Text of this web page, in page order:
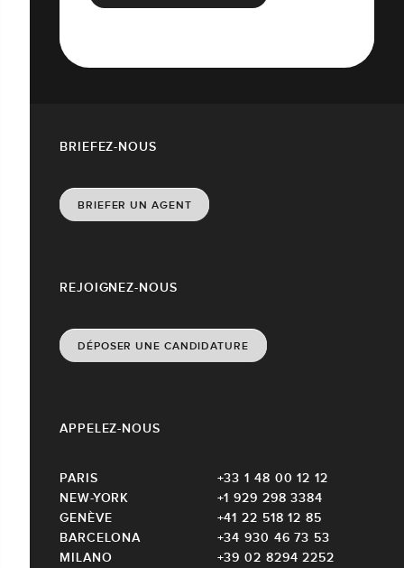
REJOIGNEZ-NOUS
DÉPOSER UNE CANDIDATURE
APPELEZ-NOUS
PARIS
+33 1 48 00 12 12
NEW-YORK
+1 929 298 3384
GENÈVE
+41 22 518 12 85
BARCELONA
+34 930 46 73 53
MILANO
+39 02 8294 2252
BRIEFEZ-NOUS
BRIEFER UN AGENT